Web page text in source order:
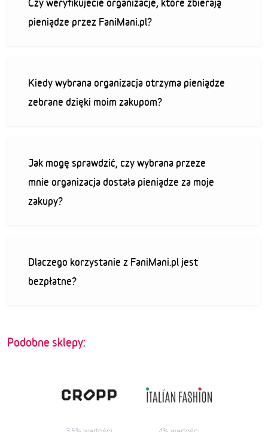
Czy weryfikujecie organizacje, które zbierają
pieniądze przez FaniMani.pl?
Kiedy wybrana organizacja otrzyma pieniądze
zebrane dzięki moim zakupom?
Jak mogę sprawdzić, czy wybrana przeze
mnie organizacja dostała pieniądze za moje
zakupy?
Dlaczego korzystanie z FaniMani.pl jest
bezpłatne?
Podobne sklepy: